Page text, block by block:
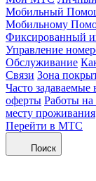
Мобильный
Мобильному
Фиксированный
Управление
Обслуживание
Связи Зона
Часто задаваемые
оферты Работы на
месту проживания
Перейти в МТС
Поиск